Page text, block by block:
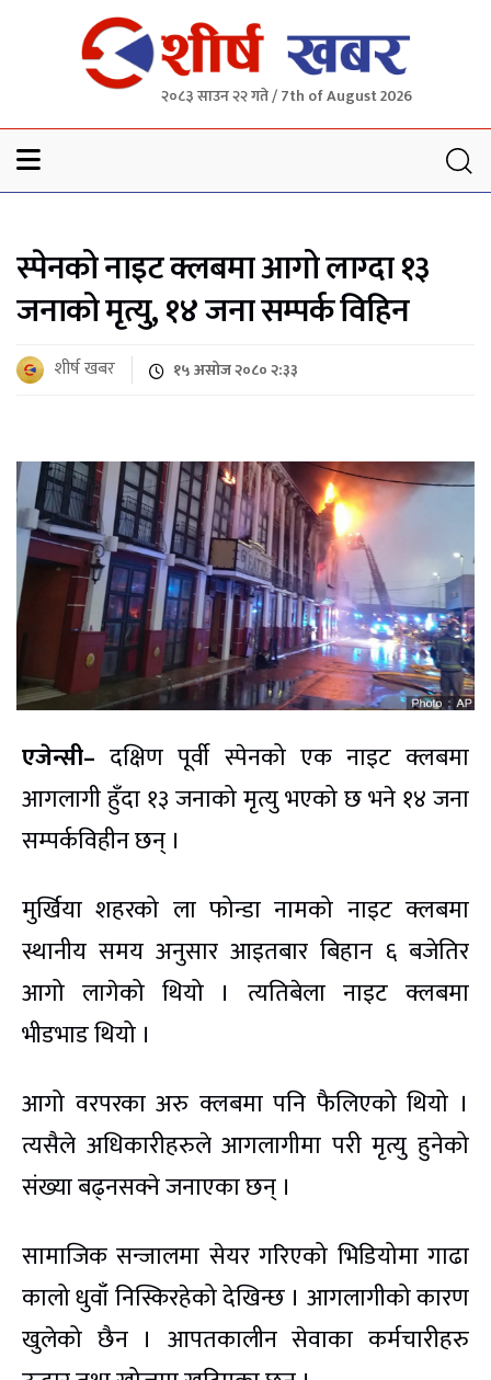
२०८३ साउन २२ गते / 7th of August 2026
स्पेनको नाइट क्लबमा आगो लाग्दा १३
जनाको मृत्यु, १४ जना सम्पर्क विहिन
शीर्ष खबर १५ असोज २०८० २:३३
एजेन्सी– दक्षिण पूर्वी स्पेनको एक नाइट क्लबमा
आगलागी हुँदा १३ जनाको मृत्यु भएको छ भने १४ जना
सम्पर्कविहीन छन् ।
मुर्खिया शहरको ला फोन्डा नामको नाइट क्लबमा
स्थानीय समय अनुसार आइतबार बिहान ६ बजेतिर
आगो लागेको थियो । त्यतिबेला नाइट क्लबमा
भीडभाड थियो ।
आगो वरपरका अरु क्लबमा पनि फैलिएको थियो ।
त्यसैले अधिकारीहरुले आगलागीमा परी मृत्यु हुनेको
संख्या बढ्नसक्ने जनाएका छन् ।
सामाजिक सन्जालमा सेयर गरिएको भिडियोमा गाढा
कालो धुवाँ निस्किरहेको देखिन्छ । आगलागीको कारण
खुलेको छैन । आपतकालीन सेवाका कर्मचारीहरु